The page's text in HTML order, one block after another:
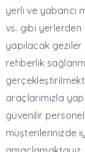
yerli ve yabancı
vs. gibi yerlerden
yapılacak
rehberlik
araçlarımızla
güvenilir
müşterilerinizde